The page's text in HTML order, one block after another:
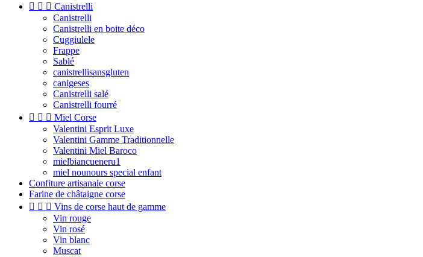
   Canistrelli
Canistrelli
Canistrelli en boite déco
Cuggiulele
Frappe
Sablé
canistrellisansgluten
canigeses
Canistrelli salé
Canistrelli fourré
   Miel Corse
Valentini Esprit Luxe
Valentini Gamme Traditionnelle
Valentini Miel Baroco
mielbiancueneru1
miel nounours special enfant
Confiture artisanale corse
Farine de châtaigne corse
   Vins de corse haut de gamme
Vin rouge
Vin rosé
Vin blanc
Muscat